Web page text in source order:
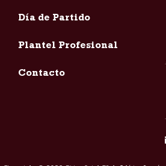
Día de Partido
Plantel Profesional
Contacto